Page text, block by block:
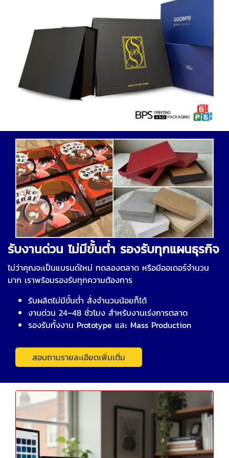
รับงานด่วน ไม่มีขั้นต่ำ รองรับทุกแผนธุรกิจ
ไม่ว่าคุณจะเป็นแบรนด์ใหม่ ทดลองตลาด หรือมีออเดอร์จำนวน
มาก เราพร้อมรองรับทุกความต้องการ
รับผลิตไม่มีขั้นต่ำ สั่งจำนวนน้อยก็ได้
งานด่วน 24–48 ชั่วโมง สำหรับงานเร่งการตลาด
รองรับทั้งงาน Prototype และ Mass Production
สอบถามรายละเอียดเพิ่มเติ่ม